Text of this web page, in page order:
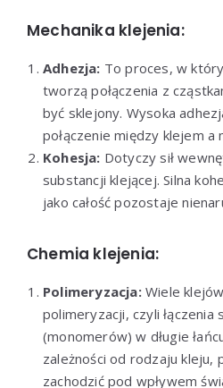
Mechanika klejenia:
Adhezja: To proces, w
tworzą połączenia z
być sklejony. Wysoka
połączenie między klejem a
Kohesja: Dotyczy sił
substancji klejącej. Silna
jako całość pozostaje
Chemia klejenia:
Polimeryzacja:Wiele
polimeryzacji, czyli łączenia
(monomerów) w długie
zależności od rodzaju kleju,
zachodzić pod wpływem